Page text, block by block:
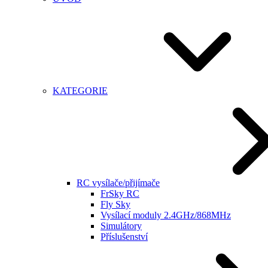
KATEGORIE
RC vysílače/přijímače
FrSky RC
Fly Sky
Vysílací moduly 2.4GHz/868MHz
Simulátory
Příslušenství